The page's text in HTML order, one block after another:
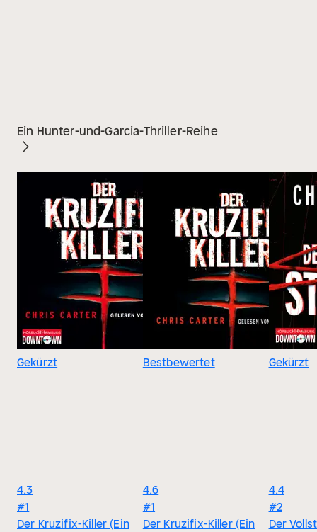
Ein Hunter-und-Garcia-Thriller-Reihe
Gekürzt
4.3
#1
Der Kruzifix-Killer (Ein
Bestbewertet
4.6
#1
Der Kruzifix-Killer (Ein
Gekürzt
4.4
#2
Der